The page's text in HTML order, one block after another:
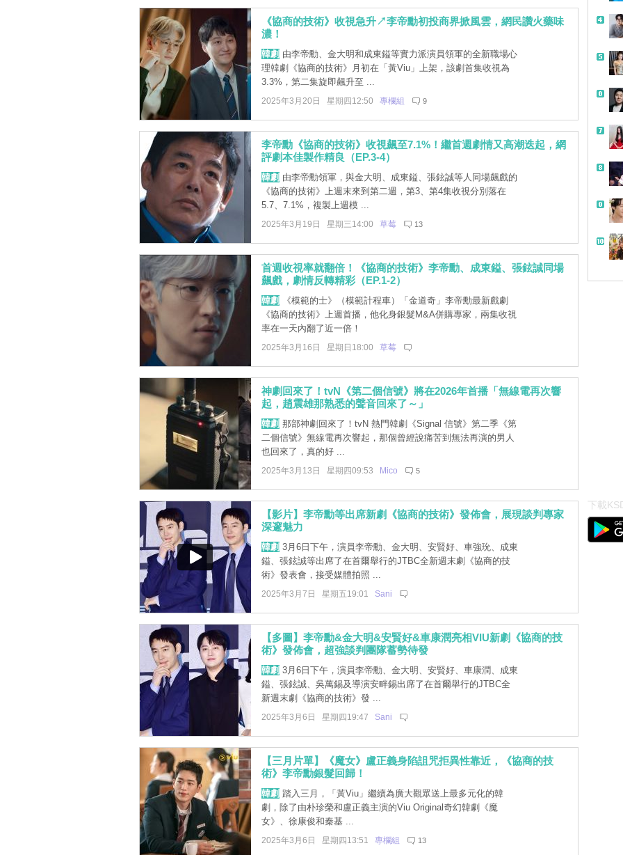
《協商的技術》收視急升↗李帝勳初投商界掀風雲，網民讚火藥味
濃！
韓劇 由李帝勳、金大明和成東鎰等實力派演員領軍的全新職場心
理韓劇《協商的技術》月初在「黃Viu」上架，該劇首集收視為
3.3%，第二集旋即飆升至 ...
2025年3月20日 星期四12:50 專欄組 9
李帝勳《協商的技術》收視飆至7.1%！繼首週劇情又高潮迭起，網
評劇本佳製作精良（EP.3-4）
韓劇 由李帝勳領軍，與金大明、成東鎰、張鉉誠等人同場飆戲的
《協商的技術》上週末來到第二週，第3、第4集收視分別落在
5.7、7.1%，複製上週模 ...
2025年3月19日 星期三14:00 草莓 13
首週收視率就翻倍！《協商的技術》李帝勳、成東鎰、張鉉誠同場
飆戲，劇情反轉精彩（EP.1-2）
韓劇 《模範的士》（模範計程車）「金道奇」李帝勳最新戲劇
《協商的技術》上週首播，他化身銀髮M&A併購專家，兩集收視
率在一天內翻了近一倍！
2025年3月16日 星期日18:00 草莓
神劇回來了！tvN《第二個信號》將在2026年首播「無線電再次響
起，趙震雄那熟悉的聲音回來了～」
韓劇 那部神劇回來了！tvN 熱門韓劇《Signal 信號》第二季《第
二個信號》無線電再次響起，那個曾經說痛苦到無法再演的男人
也回來了，真的好 ...
2025年3月13日 星期四09:53 Mico 5
【影片】李帝勳等出席新劇《協商的技術》發佈會，展現談判專家
深邃魅力
韓劇 3月6日下午，演員李帝勳、金大明、安賢好、車強玧、成東
鎰、張鉉誠等出席了在首爾舉行的JTBC全新週末劇《協商的技
術》發表會，接受媒體拍照 ...
2025年3月7日 星期五19:01 Sani
【多圖】李帝勳&金大明&安賢好&車康潤亮相VIU新劇《協商的技
術》發佈會，超強談判團隊蓄勢待發
韓劇 3月6日下午，演員李帝勳、金大明、安賢好、車康潤、成東
鎰、張鉉誠、吳萬錫及導演安畔錫出席了在首爾舉行的JTBC全
新週末劇《協商的技術》發 ...
2025年3月6日 星期四19:47 Sani
【三月片單】《魔女》盧正義身陷詛咒拒異性靠近，《協商的技
術》李帝勳銀髮回歸！
韓劇 踏入三月，「黃Viu」繼續為廣大觀眾送上最多元化的韓
劇，除了由朴珍榮和盧正義主演的Viu Original奇幻韓劇《魔
女》、徐康俊和秦基 ...
2025年3月6日 星期四13:51 專欄組 13
帶
下載